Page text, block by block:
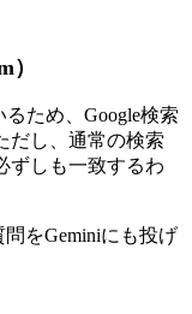
ため、Google検索
だし、通常の検索
ずしも一致するわ
をGeminiにも投げ